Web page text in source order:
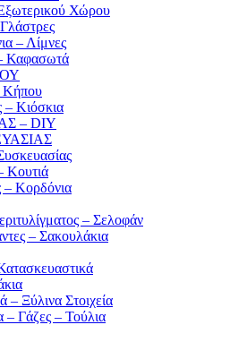
Χώρου
– Λίμνες
Καφασωτά
Κιόσκια
– DIY
Κουτιά
– Κορδόνια
– Σελοφάν
– Σακουλάκια
– Ξύλινα Στοιχεία
Γάζες – Τούλια